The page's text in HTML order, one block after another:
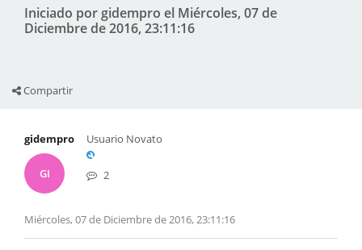
Iniciado por gidempro el Miércoles, 07 de
Diciembre de 2016, 23:11:16
Compartir
gidempro
GI
Usuario Novato
2
Miércoles, 07 de Diciembre de 2016, 23:11:16